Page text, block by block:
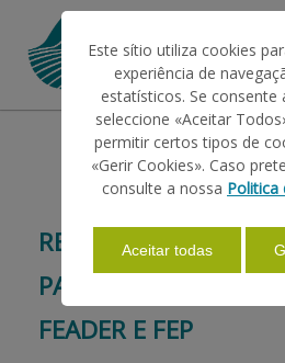
AJUDAS/APOIOS
INFORMAÇÕES
REGISTO DE
PAGAMENTO NO
FEADER E FEP
Este sítio utiliza cookies
experiência de
estatísticos. Se consente
seleccione «Aceitar
permitir certos tipos de
«Gerir Cookies». Caso
consulte a nossa Politica
Aceitar todas